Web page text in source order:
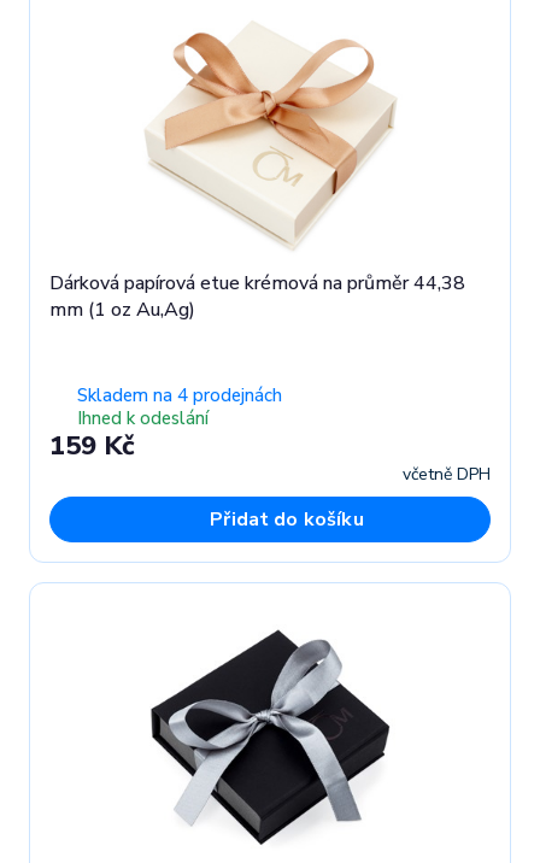
Dárková papírová etue krémová na průměr 44,38
mm (1 oz Au,Ag)
Skladem na 4 prodejnách
Ihned k odeslání
159 Kč
včetně DPH
Přidat do košíku